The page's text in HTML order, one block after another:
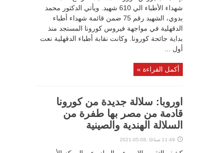
شهداء الأطباء الي 610 شهيد. ويأتي الدكتور محمد
بدوي، الشهيد رقم 75 ضمن قائمة شهداء أطباء
الدقهلية في مواجهة فيروس كورونا المستجد منذ
بداية جائحة كورونا. وكانت نقابة أطباء الدقهلية نعت
أول ...
أكمل القراءة »
اوروبا: سلالة جديدة من كورونا
قادمة من مصر بها طفرة من
السلالة الهندية والصينية
11:49 صباحًا ,08-05-2021